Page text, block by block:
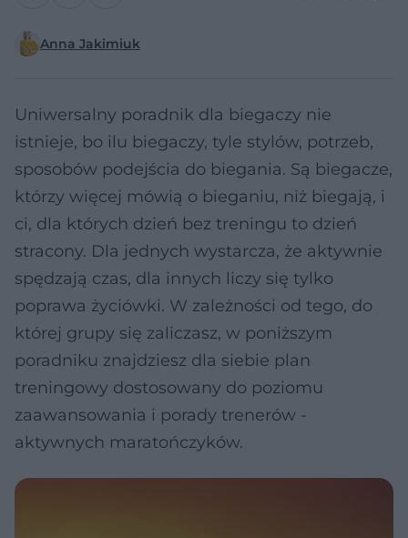
Anna Jakimiuk
Uniwersalny poradnik dla biegaczy nie
istnieje, bo ilu biegaczy, tyle stylów, potrzeb,
sposobów podejścia do biegania. Są biegacze,
którzy więcej mówią o bieganiu, niż biegają, i
ci, dla których dzień bez treningu to dzień
stracony. Dla jednych wystarcza, że aktywnie
spędzają czas, dla innych liczy się tylko
poprawa życiówki. W zależności od tego, do
której grupy się zaliczasz, w poniższym
poradniku znajdziesz dla siebie plan
treningowy dostosowany do poziomu
zaawansowania i porady trenerów -
aktywnych maratończyków.